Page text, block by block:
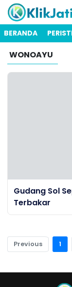
BERANDA
WONOAYU
Gudang Sol
Terbakar
Previous 1